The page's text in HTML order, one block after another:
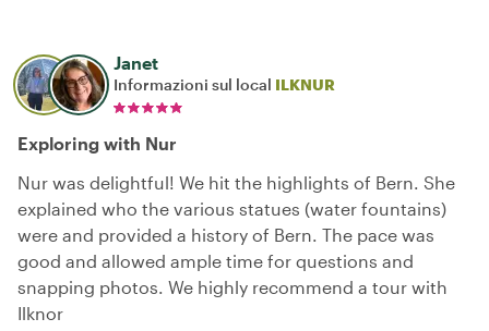
Janet
Informazioni sul local ILKNUR
Exploring with Nur
Nur was delightful! We hit the highlights of Bern. She
explained who the various statues (water fountains)
were and provided a history of Bern. The pace was
good and allowed ample time for questions and
snapping photos. We highly recommend a tour with
Ilknor